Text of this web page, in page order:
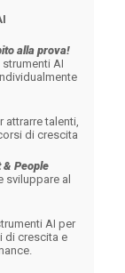
alla prova!
AI
attrarre talenti,
di crescita
& People
sviluppare al
AI per
di crescita e